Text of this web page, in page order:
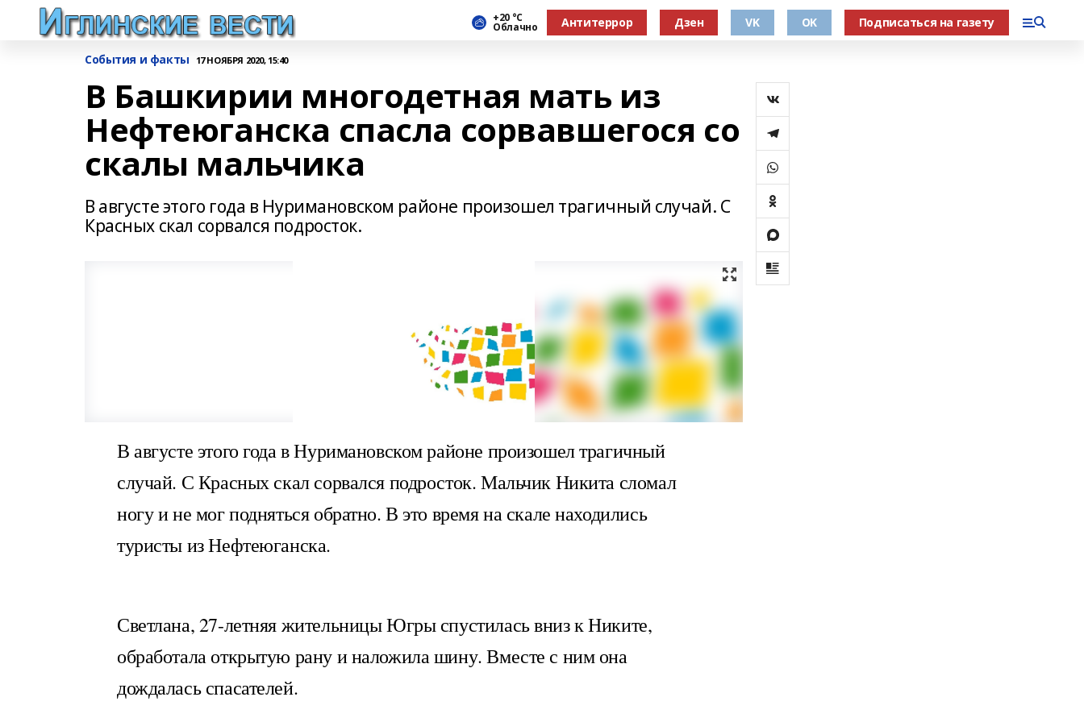
+20 °С
Облачно Антитеррор Дзен VK OK Подписаться на газету
События и факты 17 НОЯБРЯ 2020, 15:40
В Башкирии многодетная мать из
Нефтеюганска спасла сорвавшегося со
скалы мальчика
В августе этого года в Нуримановском районе произошел трагичный случай. С
Красных скал сорвался подросток.
В августе этого года в Нуримановском районе произошел трагичный
случай. С Красных скал сорвался подросток. Мальчик Никита сломал
ногу и не мог подняться обратно. В это время на скале находились
туристы из Нефтеюганска.
Светлана, 27-летняя жительницы Югры спустилась вниз к Никите,
обработала открытую рану и наложила шину. Вместе с ним она
дождалась спасателей.